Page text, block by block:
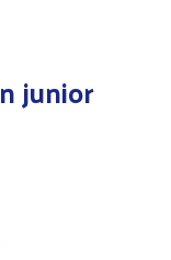
junior